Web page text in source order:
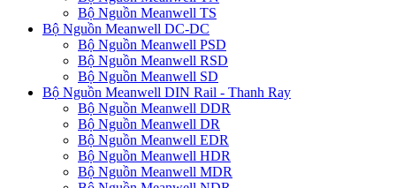
Bộ Nguồn Meanwell TS
Bộ Nguồn Meanwell DC-DC
Bộ Nguồn Meanwell PSD
Bộ Nguồn Meanwell RSD
Bộ Nguồn Meanwell SD
Bộ Nguồn Meanwell DIN Rail - Thanh Ray
Bộ Nguồn Meanwell DDR
Bộ Nguồn Meanwell DR
Bộ Nguồn Meanwell EDR
Bộ Nguồn Meanwell HDR
Bộ Nguồn Meanwell MDR